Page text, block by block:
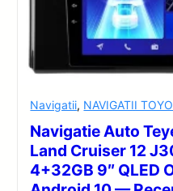
Navigatii, NAVIGATII
Navigatie Auto
Land Cruiser 12
4+32GB 9″ QLED